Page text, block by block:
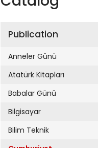
Publication
Anneler Günü
Atatürk Kitapları
Babalar Günü
Bilgisayar
Bilim Teknik